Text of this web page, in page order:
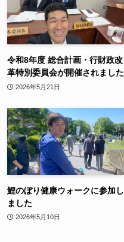
令和8年度 総合計画・行財政改
革特別委員会が開催されました
2026年5月21日
鯉のぼり健康ウォークに参加し
ました
2026年5月10日